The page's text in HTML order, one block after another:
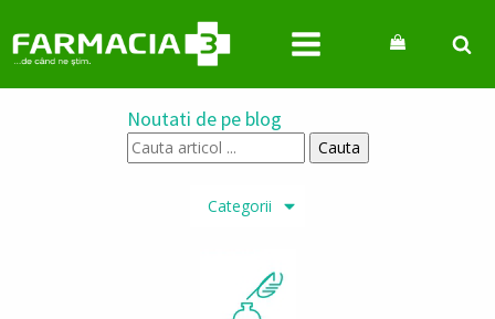
Noutati de pe blog
Cauta
articol
Categorii